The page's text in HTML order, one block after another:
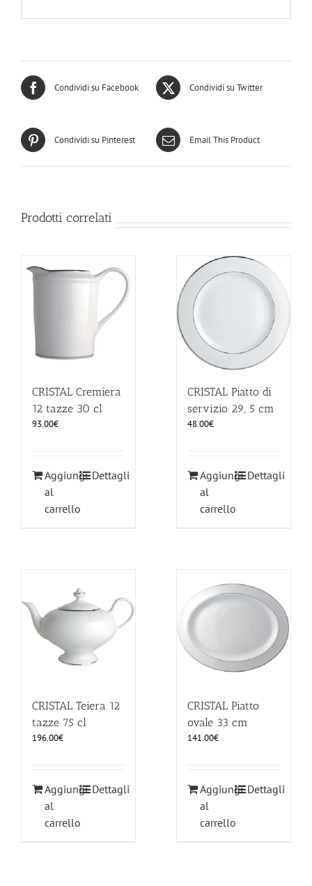
Condividi su Facebook Condividi su Twitter
Condividi su Pinterest Email This Product
Prodotti correlati
CRISTAL Cremiera
12 tazze 30 cl
93.00€
Aggiungi
al
carrello
Dettagli
CRISTAL Piatto di
servizio 29, 5 cm
48.00€
Aggiungi
al
carrello
Dettagli
CRISTAL Teiera 12
tazze 75 cl
196.00€
Aggiungi
al
carrello
Dettagli
CRISTAL Piatto
ovale 33 cm
141.00€
Aggiungi
al
carrello
Dettagli